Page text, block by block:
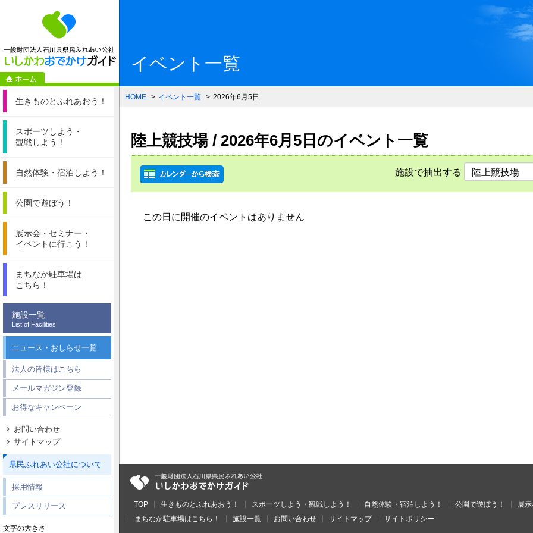
一般財団法人石川県県民ふれあい公社 いしか
生きものとふれあおう！
スポーツしよう・
観戦しよう！
自然体験・ 宿泊しよう！
公園で遊ぼう！
展示会・セミナー・
イベントに行こう！
まちなか駐車場は
こちら！
施設一覧
List of Facilities
ニュース・おしらせ一覧
法人の皆様はこちら
メールマガジン登録
お得なキャンペーン
お問い合わせ
サイトマップ
県民ふれあい公社について
採用情報
プレスリリース
文字の大きさ
イベント一覧
HOME イベント一覧 2026年6月5日
陸上競技場 / 2026年6月5日のイベント一覧
施設で抽出する
この日に開催のイベントはありません
TOP 生きものとふれあおう！ スポーツしよう・観戦しよう！ 自然体験・宿泊しよう！ 公園で遊ぼう！
展
まちなか駐車場はこちら！
施設一覧 お問い合わせ サイトマップ サイトポリシー